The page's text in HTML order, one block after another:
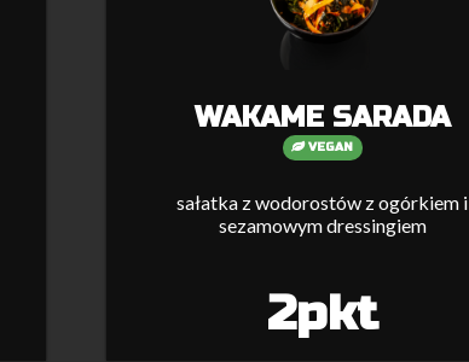
WAKAME SARADA
VEGAN
sałatka z wodorostów z ogórkiem i
sezamowym dressingiem
2pkt